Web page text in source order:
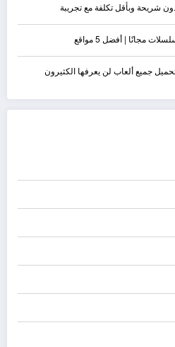
شريحة وبأقل تكلفة مع تجريبة
مجانًا | أفضل 5 مواقع
جميع ألعاب لن يعرفها الكثيرون